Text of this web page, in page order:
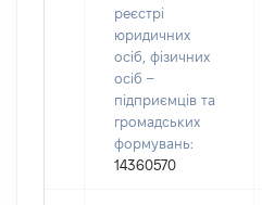
реєстрі
юридичних
осіб, фізичних
осіб –
підприємців та
громадських
формувань:
14360570